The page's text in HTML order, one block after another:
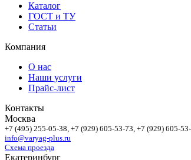
Каталог
ГОСТ и ТУ
Статьи
Компания
О нас
Наши услуги
Прайс-лист
Контакты
Москва
+7 (495) 255-05-38, +7 (929) 605-53-73, +7 (929) 605-
info@varyag-plus.ru
Схема проезда
Екатеринбург